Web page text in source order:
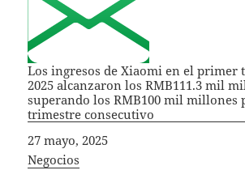
Los ingresos de Xiaomi en el primer
2025 alcanzaron los RMB111.3 mil
superando los RMB100 mil millones
trimestre consecutivo
Fecha
27 mayo, 2025
In relation to
Negocios